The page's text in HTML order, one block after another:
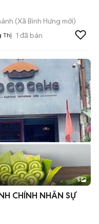
(Xã Bình Hưng mới)
Thị 1 đã bán
5
CHÍNH NHÂN SỰ